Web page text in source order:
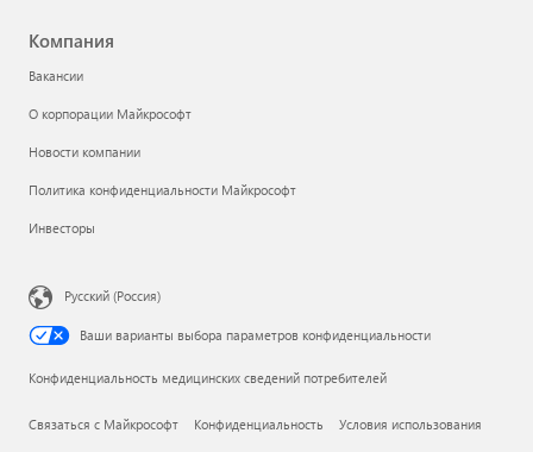
Компания
Вакансии
О корпорации Майкрософт
Новости компании
Политика конфиденциальности Майкрософт
Инвесторы
Русский (Россия)
Ваши варианты выбора параметров конфиденциальности
Конфиденциальность медицинских сведений потребителей
Связаться с Майкрософт Конфиденциальность Условия использования